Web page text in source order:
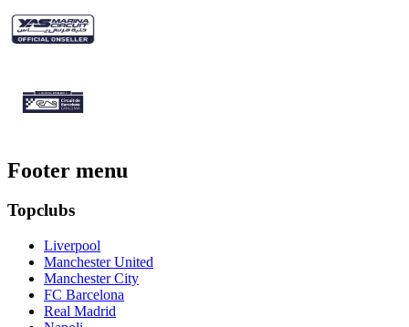
Footer menu
Topclubs
Liverpool
Manchester United
Manchester City
FC Barcelona
Real Madrid